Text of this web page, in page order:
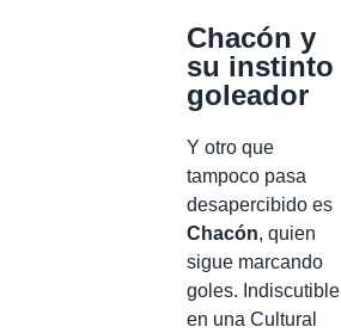
Chacón y
su instinto
goleador
Y otro que
tampoco pasa
desapercibido es
Chacón, quien
sigue marcando
goles. Indiscutible
en una Cultural